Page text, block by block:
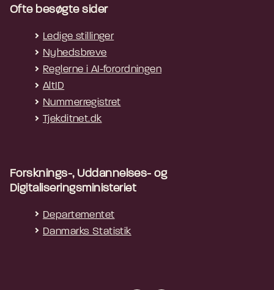
Ofte besøgte sider
Ledige stillinger
Nyhedsbreve
Reglerne i AI-forordningen
AltID
Nummerregistret
Tjekditnet.dk
Forsknings-, Uddannelses- og
Digitaliseringsministeriet
Departementet
Danmarks Statistik